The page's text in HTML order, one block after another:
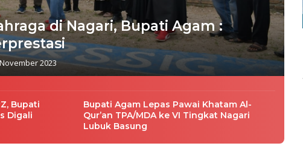
di Nagari, Bupati Agam :
2023
Bupati
Digali
Bupati Agam Lepas Pawai Khatam Al-
Qur’an TPA/MDA ke VI Tingkat Nagari
Lubuk Basung